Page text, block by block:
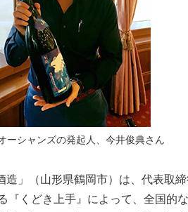
ーシャンズの発起人、今井俊典さん
」（山形県鶴岡市）は、代表取
『くどき上手』によって、全国的